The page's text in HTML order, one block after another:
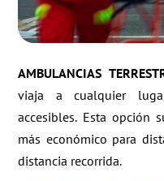
AMBULANCIAS
viaja a cualquier
accesibles. Esta opción
más económico para
distancia recorrida.